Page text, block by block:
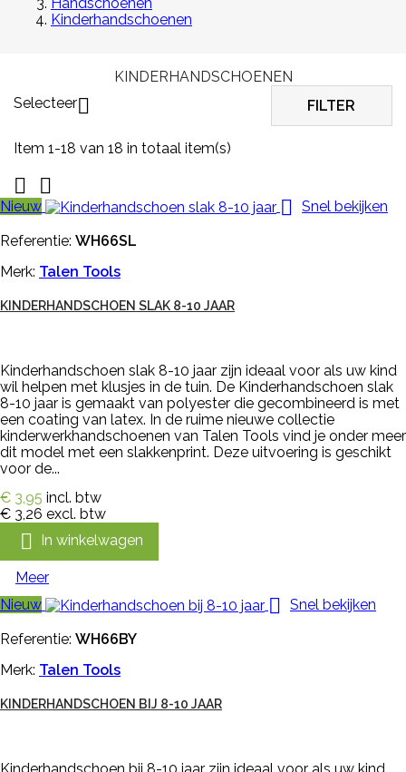
Kinderhandschoenen
KINDERHANDSCHOENEN
Selecteer FILTER
Item 1-18 van 18 in totaal item(s)
 
Nieuw  Snel bekijken
Referentie: WH66SL
Merk: Talen Tools
KINDERHANDSCHOEN SLAK 8-10 JAAR
Kinderhandschoen slak 8-10 jaar zijn ideaal voor als uw kind
wil helpen met klusjes in de tuin. De Kinderhandschoen slak
8-10 jaar is gemaakt van polyester die gecombineerd is met
een coating van latex. In de ruime nieuwe collectie
kinderwerkhandschoenen van Talen Tools vind je onder meer
dit model met een slakkenprint. Deze uitvoering is geschikt
voor de...
€ 3,95 incl. btw
€ 3,26 excl. btw
 In winkelwagen
Meer
Nieuw
 Snel bekijken
Referentie: WH66BY
Merk: Talen Tools
KINDERHANDSCHOEN BIJ 8-10 JAAR